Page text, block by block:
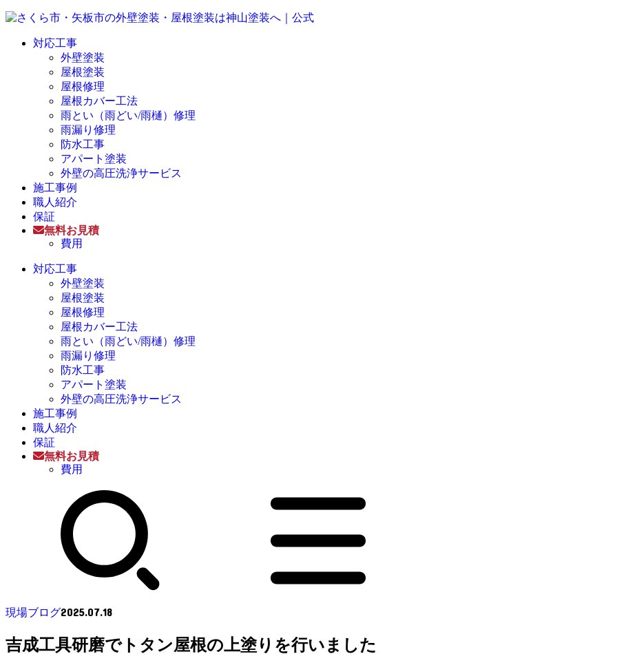
対応工事
外壁塗装
屋根塗装
屋根修理
屋根カバー工法
雨とい（雨どい/雨樋）修理
雨漏り修理
防水工事
アパート塗装
外壁の高圧洗浄サービス
施工事例
職人紹介
保証
無料お見積
費用
対応工事
外壁塗装
屋根塗装
屋根修理
屋根カバー工法
雨とい（雨どい/雨樋）修理
雨漏り修理
防水工事
アパート塗装
外壁の高圧洗浄サービス
施工事例
職人紹介
保証
無料お見積
費用
現場ブログ2025.07.18
吉成工具研磨でトタン屋根の上塗りを行いました